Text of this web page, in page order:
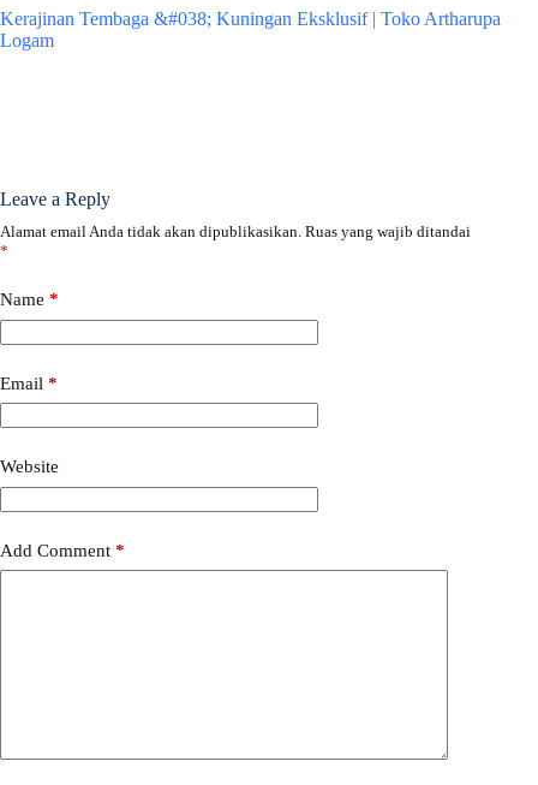
Kerajinan Tembaga &#038; Kuningan Eksklusif | Toko Artharupa
Logam
Leave a Reply
Alamat email Anda tidak akan dipublikasikan. Ruas yang wajib ditandai
*
Name *
Email *
Website
Add Comment *
A
l
e
r
n
t
i
v
: